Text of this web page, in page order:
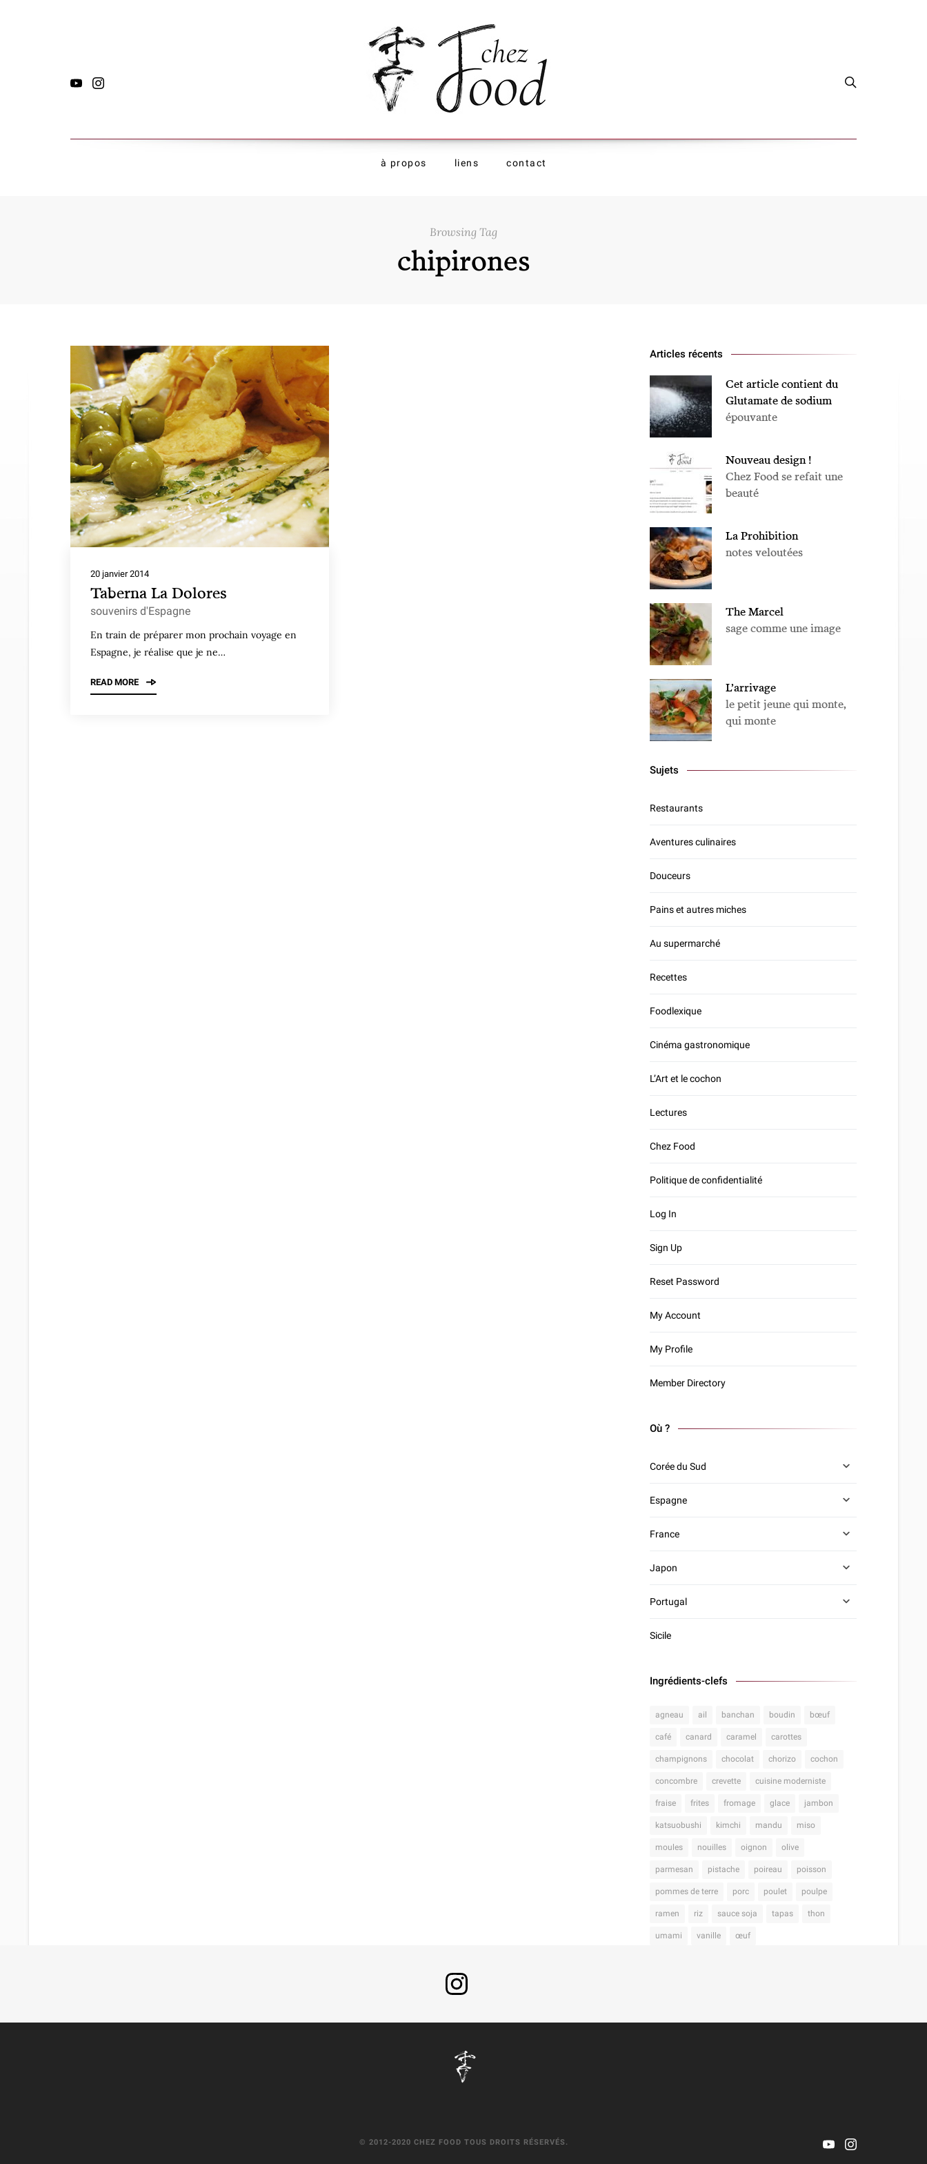
à propos liens contact
Browsing Tag
chipirones
20 janvier 2014
Taberna La Dolores
souvenirs d'Espagne
En train de préparer mon prochain voyage en
Espagne, je réalise que je ne…
READ MORE
Articles récents
Cet article contient du
Glutamate de sodium
épouvante
Nouveau design !
Chez Food se refait une
beauté
La Prohibition
notes veloutées
The Marcel
sage comme une image
L’arrivage
le petit jeune qui monte,
qui monte
Sujets
Restaurants
Aventures culinaires
Douceurs
Pains et autres miches
Au supermarché
Recettes
Foodlexique
Cinéma gastronomique
L’Art et le cochon
Lectures
Chez Food
Politique de confidentialité
Log In
Sign Up
Reset Password
My Account
My Profile
Member Directory
Où ?
Corée du Sud
Espagne
France
Japon
Portugal
Sicile
Ingrédients-clefs
agneau ail banchan boudin bœuf
café canard caramel carottes
champignons chocolat chorizo cochon
concombre crevette cuisine moderniste
fraise frites fromage glace jambon
katsuobushi kimchi mandu miso
moules nouilles oignon olive
parmesan pistache poireau poisson
pommes de terre porc poulet poulpe
ramen riz sauce soja tapas thon
umami vanille œuf
© 2012-2020 CHEZ FOOD TOUS DROITS RÉSERVÉS.